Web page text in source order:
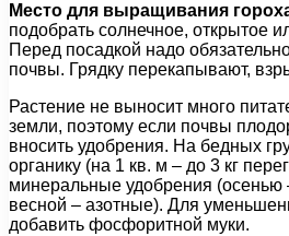
Место для выращивания
подобрать солнечное, открытое
Перед посадкой надо
почвы. Грядку перекапывают,
Растение не выносит много
земли, поэтому если почвы
вносить удобрения. На бедных
органику (на 1 кв. м – до 3 кг
минеральные удобрения
весной – азотные). Для
добавить фосфоритной муки.